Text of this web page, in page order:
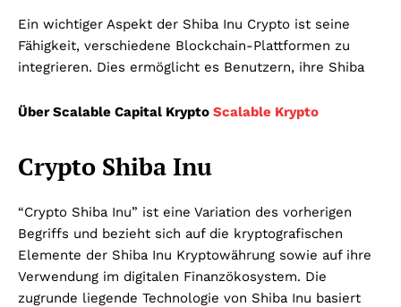
Ein wichtiger Aspekt der Shiba Inu Crypto ist seine
Fähigkeit, verschiedene Blockchain-Plattformen zu
integrieren. Dies ermöglicht es Benutzern, ihre Shiba
Über Scalable Capital Krypto Scalable Krypto
Crypto Shiba Inu
“Crypto Shiba Inu” ist eine Variation des vorherigen
Begriffs und bezieht sich auf die kryptografischen
Elemente der Shiba Inu Kryptowährung sowie auf ihre
Verwendung im digitalen Finanzökosystem. Die
zugrunde liegende Technologie von Shiba Inu basiert